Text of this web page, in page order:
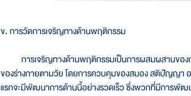
ข. การวัดการเจริญทางด้านพฤติกรรม
การเจริญทางด้านพฤติกรรมเป็นการผสมผสานของก
ของร่างกายตามวัย โดยการควบคุมของสมอง สติปัญญา
แรกจะมีพัฒนาการด้านนี้อย่างรวดเร็ว ซึ่งพวกที่มีการพั